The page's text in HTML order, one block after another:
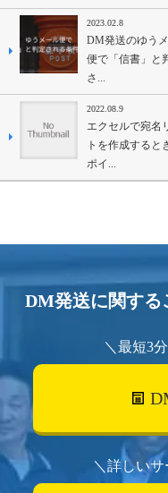
2023.02.8
DM発送のゆう
便で「信書」と
さ...
2022.08.9
エクセルで宛名
トを作成すると
ポイ...
DM発送に関する
＼最短3
＼詳しい